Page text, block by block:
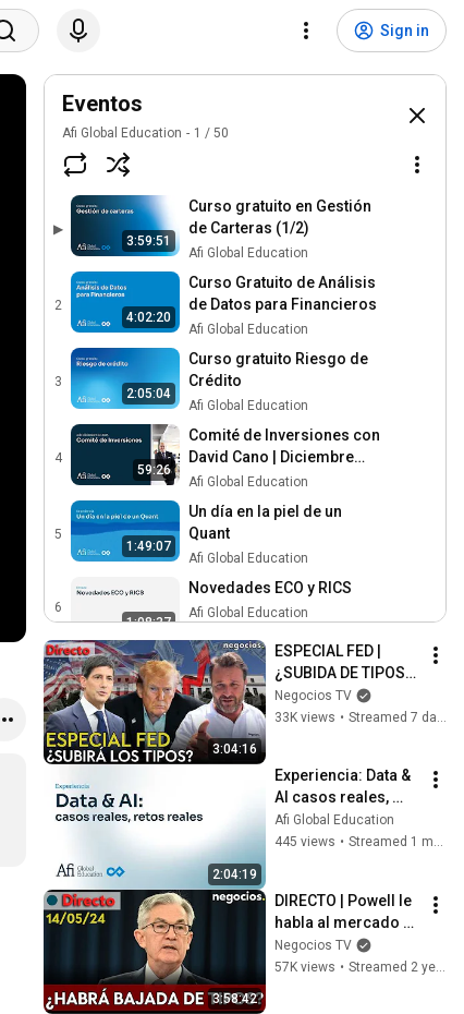
Sign in
Eventos
Afi Global Education 1 /50
▶
3:59:51
Curso gratuito en Gestión
de Carteras (1/2)
Afi Global Education
2
4:02:20
Curso Gratuito de Análisis
de Datos para Financieros
Afi Global Education
3
2:05:04
Curso gratuito Riesgo de
Crédito
Afi Global Education
4
59:26
Comité de Inversiones con
David Cano | Diciembre
2025
Afi Global Education
5
1:49:07
Un día en la piel de un
Quant
Afi Global Education
6
1:08:37
Novedades ECO y RICS
Afi Global Education
7
1:30:46
Riesgo de Crédito
Afi Global Education
8
1:00:28
DataTalks by
@AfiGlobalEducation |
Técnicas de evaluación de
modelos de lenguaje
Afi Global Education
Repensando la Gestión del
Riesgo de Modelo: La era
de la IA/ML con marcos
MRM evolucionados
Afi Global Education
10
1:01:07
La Tokenización:
Revolución digital del
sector financiero
Afi Global Education
2:00:59
Curso Gratuito de
Corporate Finance 1/2
Afi Global Education
3:04:16
ESPECIAL FED |
¿SUBIDA DE TIPOS?
KEVIN WARSH
ROMPE EL
EN IRÁN
Negocios TV
33K views • Streamed 7 days ago
2:04:19
Experiencia: Data &
AI casos reales,
retos reales
Afi Global Education
445 views • Streamed 1 month ago
3:58:42
DIRECTO | Powell le
habla al mercado en
la víspera del IPC:
¿le preocupa la
Negocios TV
57K views • Streamed 2 years ago